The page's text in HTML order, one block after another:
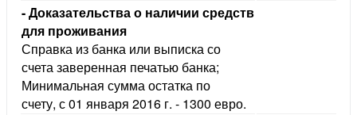
- Доказательства о наличии средст
для проживания
Справка из банка или выписка со
счета заверенная печатью банка;
Минимальная сумма остатка по
счету, с 01 января 2016 г. - 1300 евро.